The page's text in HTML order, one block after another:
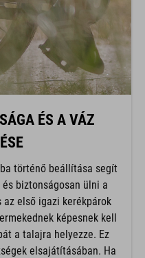
ÉS A VÁZ
történő beállítása segít
biztonságosan ülni a
első igazi kerékpárok
képesnek kell
a talajra helyezze. Ez
elsajátításában. Ha